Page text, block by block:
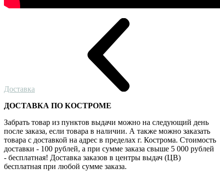
Доставка
ДОСТАВКА ПО КОСТРОМЕ
Забрать товар из пунктов выдачи можно на следующий день
после заказа, если товара в наличии. А также можно заказать
товара с доставкой на адрес в пределах г. Кострома. Стоимость
доставки - 100 рублей, а при сумме заказа свыше 5 000 рублей
- бесплатная! Доставка заказов в центры выдач (ЦВ)
бесплатная при любой сумме заказа.